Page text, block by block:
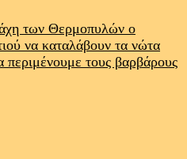
των Θερμοπυλών ο
να καταλάβουν τα νώτα
περιμένουμε τους βαρβάρους